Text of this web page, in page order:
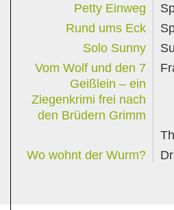
Petty Einweg
Rund ums Eck
Solo Sunny
Vom Wolf und den 7
Geißlein – ein
Ziegenkrimi frei nach
den Brüdern Grimm
Wo wohnt der Wurm?